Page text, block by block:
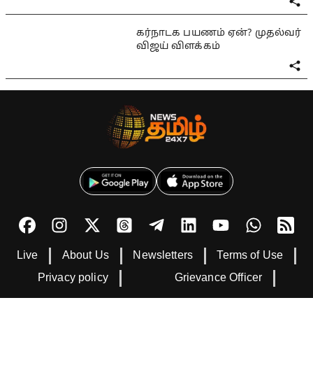
கர்நாடக பயணம் ஏன்? முதல்வர்
விஜய் விளக்கம்
Live About Us Newsletters
Terms of Use
Privacy policy
Grievance Officer